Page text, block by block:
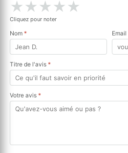
★★★★★
Cliquez pour noter
Nom * Email
Titre de l'avis *
Votre avis *